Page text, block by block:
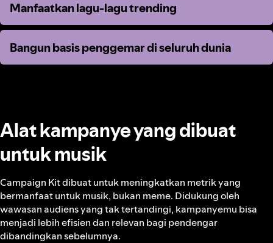
Manfaatkan lagu-lagu trending
Manfaatkan lagu-lagu trending
Bangun basis penggemar di seluruh dunia
Bangun basis penggemar di seluruh dunia
Alat kampanye yang dibuat
untuk musik
Campaign Kit dibuat untuk meningkatkan metrik yang
bermanfaat untuk musik, bukan meme. Didukung oleh
wawasan audiens yang tak tertandingi, kampanyemu bisa
menjadi lebih efisien dan relevan bagi pendengar
dibandingkan sebelumnya.